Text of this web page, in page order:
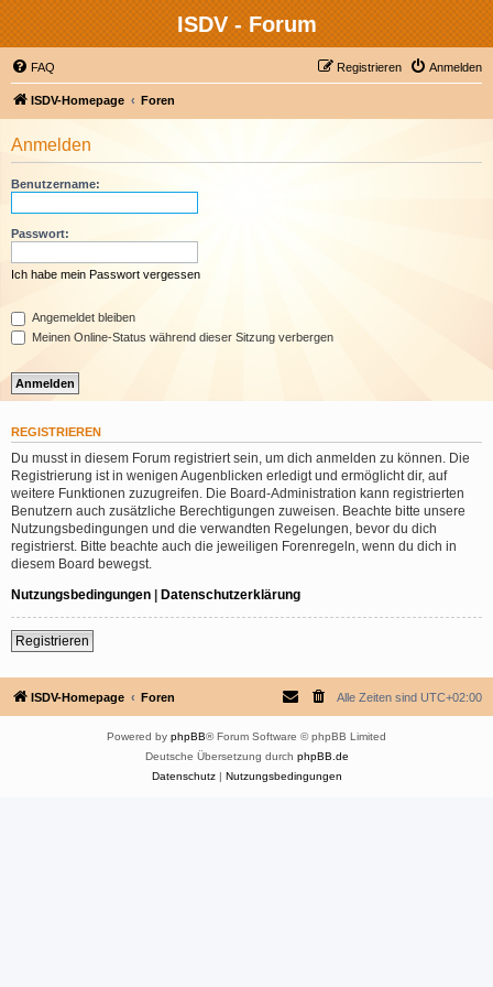
ISDV - Forum
FAQ Anmelden
Registrieren
ISDV-Homepage Foren
Anmelden
Benutzername:
Passwort:
Ich habe mein Passwort vergessen
Angemeldet bleiben
Meinen Online-Status während dieser Sitzung verbergen
REGISTRIEREN
Du musst in diesem Forum registriert sein, um dich anmelden zu können. Die
Registrierung ist in wenigen Augenblicken erledigt und ermöglicht dir, auf
weitere Funktionen zuzugreifen. Die Board-Administration kann registrierten
Benutzern auch zusätzliche Berechtigungen zuweisen. Beachte bitte unsere
Nutzungsbedingungen und die verwandten Regelungen, bevor du dich
registrierst. Bitte beachte auch die jeweiligen Forenregeln, wenn du dich in
diesem Board bewegst.
Nutzungsbedingungen | Datenschutzerklärung
Registrieren
ISDV-Homepage Foren Alle Zeiten sind UTC+02:00
Powered by phpBB® Forum Software © phpBB Limited
Deutsche Übersetzung durch phpBB.de
Datenschutz| Nutzungsbedingungen